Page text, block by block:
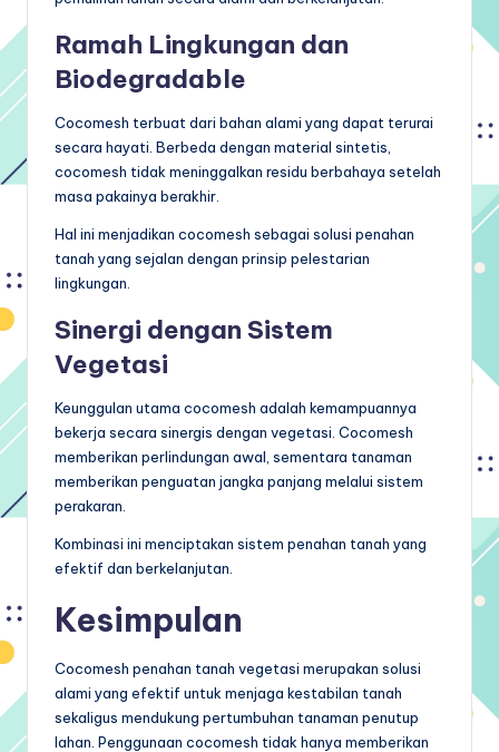
Ramah Lingkungan dan
Biodegradable
Cocomesh terbuat dari bahan alami yang dapat terurai
secara hayati. Berbeda dengan material sintetis,
cocomesh tidak meninggalkan residu berbahaya setelah
masa pakainya berakhir.
Hal ini menjadikan cocomesh sebagai solusi penahan
tanah yang sejalan dengan prinsip pelestarian
lingkungan.
Sinergi dengan Sistem
Vegetasi
Keunggulan utama cocomesh adalah kemampuannya
bekerja secara sinergis dengan vegetasi. Cocomesh
memberikan perlindungan awal, sementara tanaman
memberikan penguatan jangka panjang melalui sistem
perakaran.
Kombinasi ini menciptakan sistem penahan tanah yang
efektif dan berkelanjutan.
Kesimpulan
Cocomesh penahan tanah vegetasi merupakan solusi
alami yang efektif untuk menjaga kestabilan tanah
sekaligus mendukung pertumbuhan tanaman penutup
lahan. Penggunaan cocomesh tidak hanya memberikan